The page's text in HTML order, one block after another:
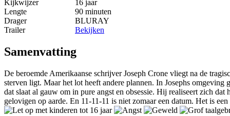
Kijkwijzer
16 jaar
Lengte
90 minuten
Drager
BLURAY
Trailer
Bekijken
Samenvatting
De beroemde Amerikaanse schrijver Joseph Crone vliegt na de
sterven ligt. Maar het lot heeft andere plannen. In Josephs
dat slaat al gauw om in pure angst en obsessie. Hij realiseert zich
gelovigen op aarde. En 11-11-11 is niet zomaar een datum. Het is